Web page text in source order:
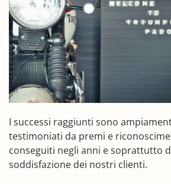
I successi raggiunti sono
testimoniati da premi e
conseguiti negli anni e soprattutto
soddisfazione dei nostri clienti.